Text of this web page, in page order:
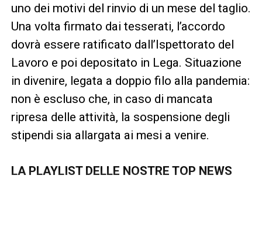
uno dei motivi del rinvio di un mese del taglio.
Una volta firmato dai tesserati, l’accordo
dovrà essere ratificato dall’Ispettorato del
Lavoro e poi depositato in Lega. Situazione
in divenire, legata a doppio filo alla pandemia:
non è escluso che, in caso di mancata
ripresa delle attività, la sospensione degli
stipendi sia allargata ai mesi a venire.
LA PLAYLIST DELLE NOSTRE TOP NEWS